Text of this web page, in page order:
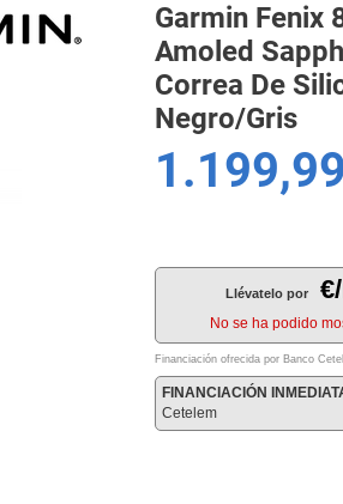
Garmin Fenix
Amoled
Correa De
Negro/gris
Llévatelo por
No se ha podido
Financiación ofrecida por Banco
FINANCIACIÓN
Cetelem